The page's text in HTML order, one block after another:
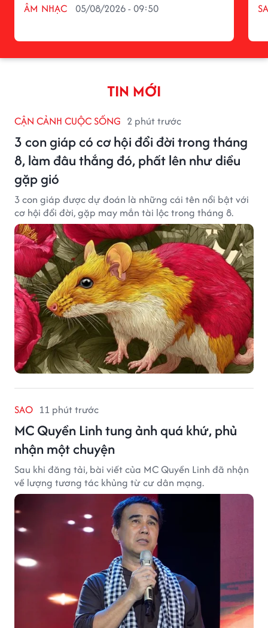
ÂM NHẠC 05/08/2026 - 09:50
TIN MỚI
CẬN CẢNH CUỘC SỐNG 2 phút trước
3 con giáp có cơ hội đổi đời trong tháng
8, làm đâu thắng đó, phất lên như diều
gặp gió
3 con giáp được dự đoán là những cái tên nổi bật với
cơ hội đổi đời, gặp may mắn tài lộc trong tháng 8.
SAO 11 phút trước
MC Quyền Linh tung ảnh quá khứ, phủ
nhận một chuyện
Sau khi đăng tải, bài viết của MC Quyền Linh đã nhận
về lượng tương tác khủng từ cư dân mạng.